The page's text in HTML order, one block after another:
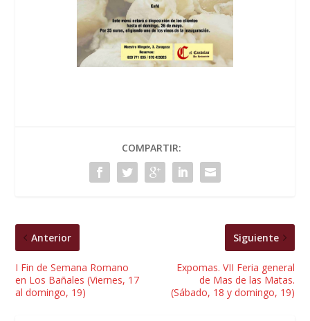
COMPARTIR:
Anterior
I Fin de Semana Romano
en Los Bañales (Viernes, 17
al domingo, 19)
Siguiente
Expomas. VII Feria general
de Mas de las Matas.
(Sábado, 18 y domingo, 19)